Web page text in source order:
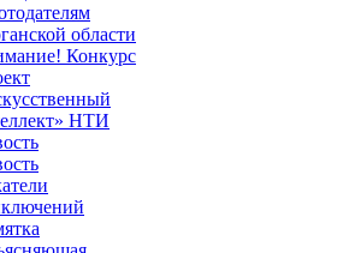
области
Конкурс
НТИ